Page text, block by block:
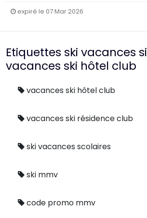
expiré le 07 Mar 2026
Etiquettes ski vacances
vacances ski hôtel club
vacances ski hôtel club
vacances ski résidence club
ski vacances scolaires
ski mmv
code promo mmv